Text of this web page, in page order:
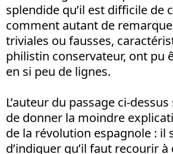
splendide qu’il est difficile de
comment autant de
triviales ou fausses,
philistin conservateur, ont pu
en si peu de lignes.
L’auteur du passage ci-
de donner la moindre
de la révolution espagnole : il
d’indiquer qu’il faut recourir